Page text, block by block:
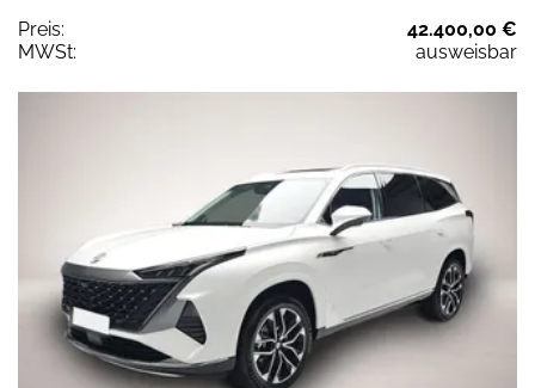
Preis:
42.400,00 €
MWSt:
ausweisbar